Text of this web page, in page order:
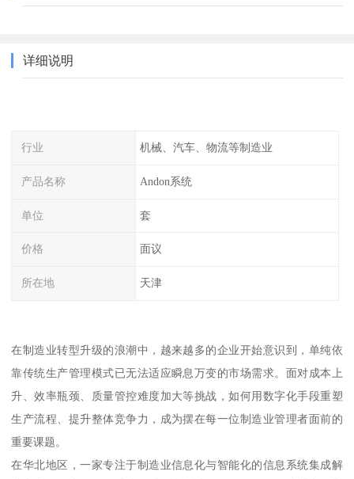
详细说明
行业 机械、汽车、物流等制造业
产品名称 Andon系统
单位 套
价格 面议
所在地 天津
在制造业转型升级的浪潮中，越来越多的企业开始意识到，单纯依
靠传统生产管理模式已无法适应瞬息万变的市场需求。面对成本上
升、效率瓶颈、质量管控难度加大等挑战，如何用数字化手段重塑
生产流程、提升整体竞争力，成为摆在每一位制造业管理者面前的
重要课题。
在华北地区，一家专注于制造业信息化与智能化的信息系统集成解